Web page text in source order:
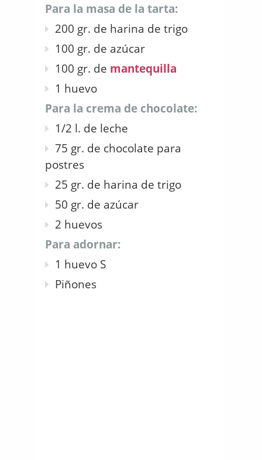
Para la masa de la tarta:
200 gr. de harina de trigo
100 gr. de azúcar
100 gr. de mantequilla
1 huevo
Para la crema de chocolate:
1/2 l. de leche
75 gr. de chocolate para
postres
25 gr. de harina de trigo
50 gr. de azúcar
2 huevos
Para adornar:
1 huevo S
Piñones